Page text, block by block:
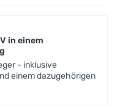
in einem
- inklusive
einem dazugehörigen